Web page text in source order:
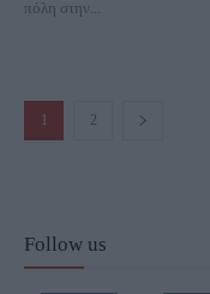
πόλη στην...
1 2
Follow us